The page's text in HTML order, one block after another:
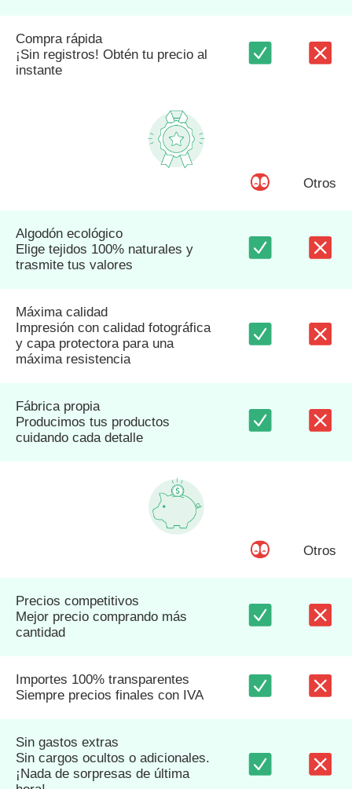
Compra rápida
¡Sin registros! Obtén tu precio al
instante
Otros
Algodón ecológico
Elige tejidos 100% naturales y
trasmite tus valores
Máxima calidad
Impresión con calidad fotográfica
y capa protectora para una
máxima resistencia
Fábrica propia
Producimos tus productos
cuidando cada detalle
Otros
Precios competitivos
Mejor precio comprando más
cantidad
Importes 100% transparentes
Siempre precios finales con IVA
Sin gastos extras
Sin cargos ocultos o adicionales.
¡Nada de sorpresas de última